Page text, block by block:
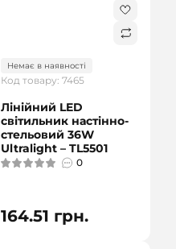
Немає в наявності
Код товару: 7465
Лінійний LED
світильник настінно-
стельовий 36W
Ultralight – TL5501
0
164.51 грн.